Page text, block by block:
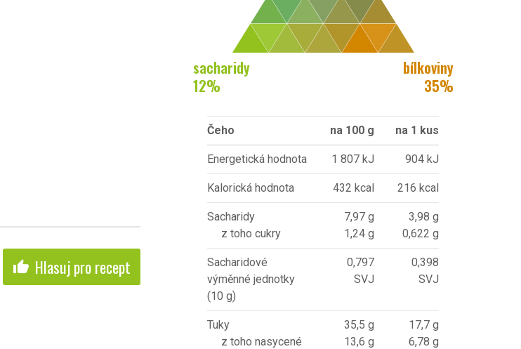
thumb_up Hlasuj pro recept
sacharidy
12%
bílkoviny
35%
Čeho na 100 g na 1 kus
Energetická hodnota 1 807 kJ 904 kJ
Kalorická hodnota 432 kcal 216 kcal
Sacharidy
z toho cukry
7,97 g
1,24 g
3,98 g
0,622 g
Sacharidové
výměnné jednotky
(10 g)
0,797
SVJ
0,398
SVJ
Tuky
z toho nasycené
35,5 g
13,6 g
17,7 g
6,78 g